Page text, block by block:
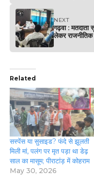
NEXT
गढ़वा :
लेकर
Related
सस्पेंस या सुसाइड? फंदे से झूलती
मिली मां, पलंग पर मृत पड़ा था डेढ़
साल का मासूम; पीराटांड़ में कोहराम
May 30, 2026